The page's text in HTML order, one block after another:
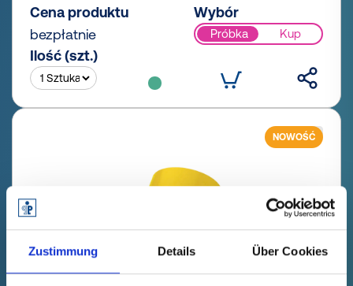
Zustimmung Details Über Cookies
Cena produktu
bezpłatnie
Wybór
Próbka Kup
Ilość (szt.)
NOWOŚĆ